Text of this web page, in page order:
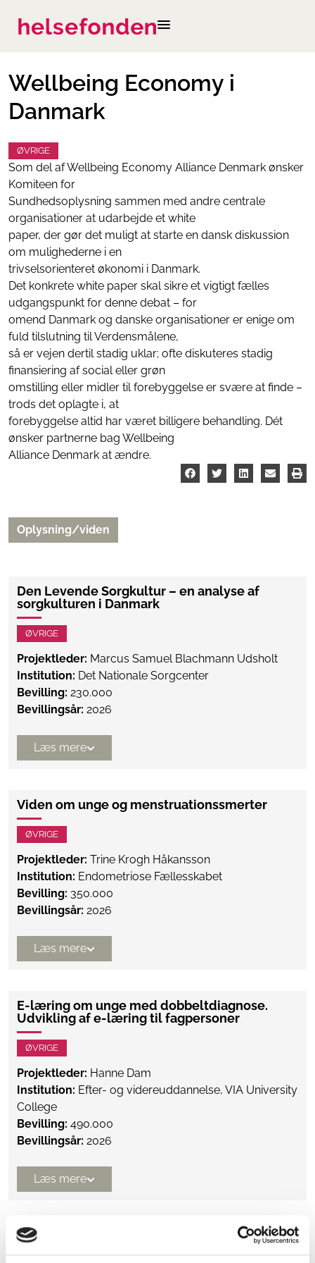
Wellbeing Economy i
Danmark
ØVRIGE
Som del af Wellbeing Economy Alliance Denmark ønsker
Komiteen for
Sundhedsoplysning sammen med andre centrale
organisationer at udarbejde et white
paper, der gør det muligt at starte en dansk diskussion
om mulighederne i en
trivselsorienteret økonomi i Danmark.
Det konkrete white paper skal sikre et vigtigt fælles
udgangspunkt for denne debat – for
omend Danmark og danske organisationer er enige om
fuld tilslutning til Verdensmålene,
så er vejen dertil stadig uklar; ofte diskuteres stadig
finansiering af social eller grøn
omstilling eller midler til forebyggelse er svære at finde –
trods det oplagte i, at
forebyggelse altid har været billigere behandling. Dét
ønsker partnerne bag Wellbeing
Alliance Denmark at ændre.
Oplysning/viden
Den Levende Sorgkultur – en analyse af
sorgkulturen i Danmark
ØVRIGE
Projektleder: Marcus Samuel Blachmann Udsholt
Institution: Det Nationale Sorgcenter
Bevilling: 230.000
Bevillingsår: 2026
Læs mere
Viden om unge og menstruationssmerter
ØVRIGE
Projektleder: Trine Krogh Håkansson
Institution: Endometriose Fællesskabet
Bevilling: 350.000
Bevillingsår: 2026
Læs mere
E-læring om unge med dobbeltdiagnose.
Udvikling af e-læring til fagpersoner
ØVRIGE
Projektleder: Hanne Dam
Institution: Efter- og videreuddannelse, VIA University
College
Bevilling: 490.000
Bevillingsår: 2026
Læs mere
Styrket kommunikation, synlighed og
medlemsopbygning i Landsforeningen RLS